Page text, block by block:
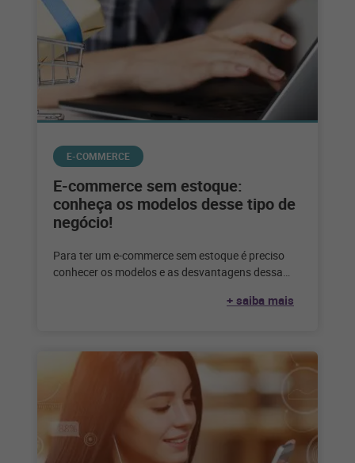
E-COMMERCE
E-commerce sem estoque:
conheça os modelos desse tipo de
negócio!
Para ter um e-commerce sem estoque é preciso
conhecer os modelos e as desvantagens dessa
+ saiba mais